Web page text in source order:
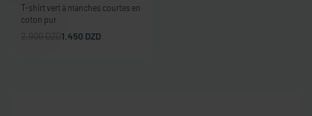
T-shirt vert à manches courtes en
coton pur
1.450 DZD